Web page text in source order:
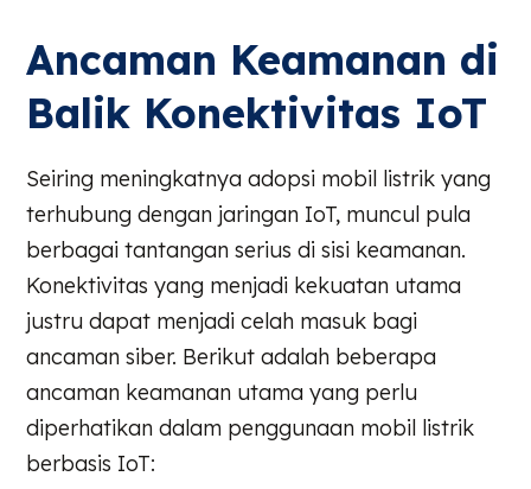
Ancaman Keamanan di
Balik Konektivitas IoT
Seiring meningkatnya adopsi mobil listrik yang
terhubung dengan jaringan IoT, muncul pula
berbagai tantangan serius di sisi keamanan.
Konektivitas yang menjadi kekuatan utama
justru dapat menjadi celah masuk bagi
ancaman siber. Berikut adalah beberapa
ancaman keamanan utama yang perlu
diperhatikan dalam penggunaan mobil listrik
berbasis IoT: